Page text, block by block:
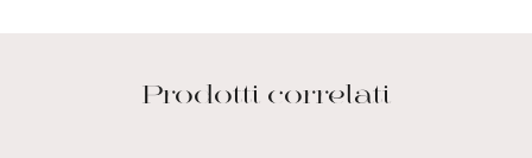
Prodotti correlati